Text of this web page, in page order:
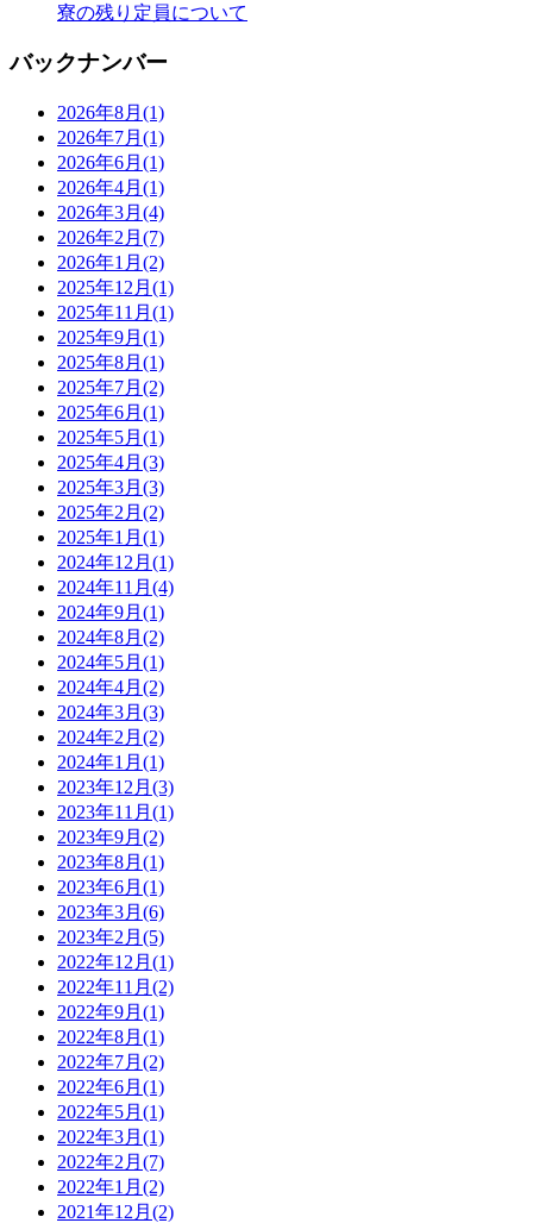
寮の残り定員について
バックナンバー
2026年8月 (1)
2026年7月 (1)
2026年6月 (1)
2026年4月 (1)
2026年3月 (4)
2026年2月 (7)
2026年1月 (2)
2025年12月 (1)
2025年11月 (1)
2025年9月 (1)
2025年8月 (1)
2025年7月 (2)
2025年6月 (1)
2025年5月 (1)
2025年4月 (3)
2025年3月 (3)
2025年2月 (2)
2025年1月 (1)
2024年12月 (1)
2024年11月 (4)
2024年9月 (1)
2024年8月 (2)
2024年5月 (1)
2024年4月 (2)
2024年3月 (3)
2024年2月 (2)
2024年1月 (1)
2023年12月 (3)
2023年11月 (1)
2023年9月 (2)
2023年8月 (1)
2023年6月 (1)
2023年3月 (6)
2023年2月 (5)
2022年12月 (1)
2022年11月 (2)
2022年9月 (1)
2022年8月 (1)
2022年7月 (2)
2022年6月 (1)
2022年5月 (1)
2022年3月 (1)
2022年2月 (7)
2022年1月 (2)
2021年12月 (2)